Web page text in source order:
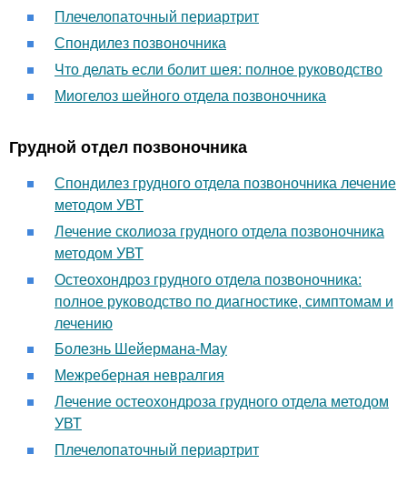
Плечелопаточный периартрит
Спондилез позвоночника
Что делать если болит шея: полное руководство
Миогелоз шейного отдела позвоночника
Грудной отдел позвоночника
Спондилез грудного отдела позвоночника лечение
методом УВТ
Лечение сколиоза грудного отдела позвоночника
методом УВТ
Остеохондроз грудного отдела позвоночника:
полное руководство по диагностике, симптомам и
лечению
Болезнь Шейермана-Мау
Межреберная невралгия
Лечение остеохондроза грудного отдела методом
УВТ
Плечелопаточный периартрит